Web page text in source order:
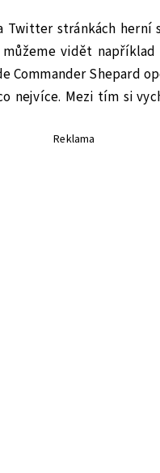
stránkách herní
můžeme vidět
Commander Shepard
nejvíce. Mezi tím si
Reklama